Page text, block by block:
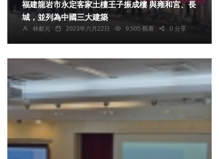
福建龍岩市永定客家土樓王子振成樓 與雍和宮、長
城，並列為中國三大建築
林獻元 2023年六月22日 9,505 觀看 0 分享